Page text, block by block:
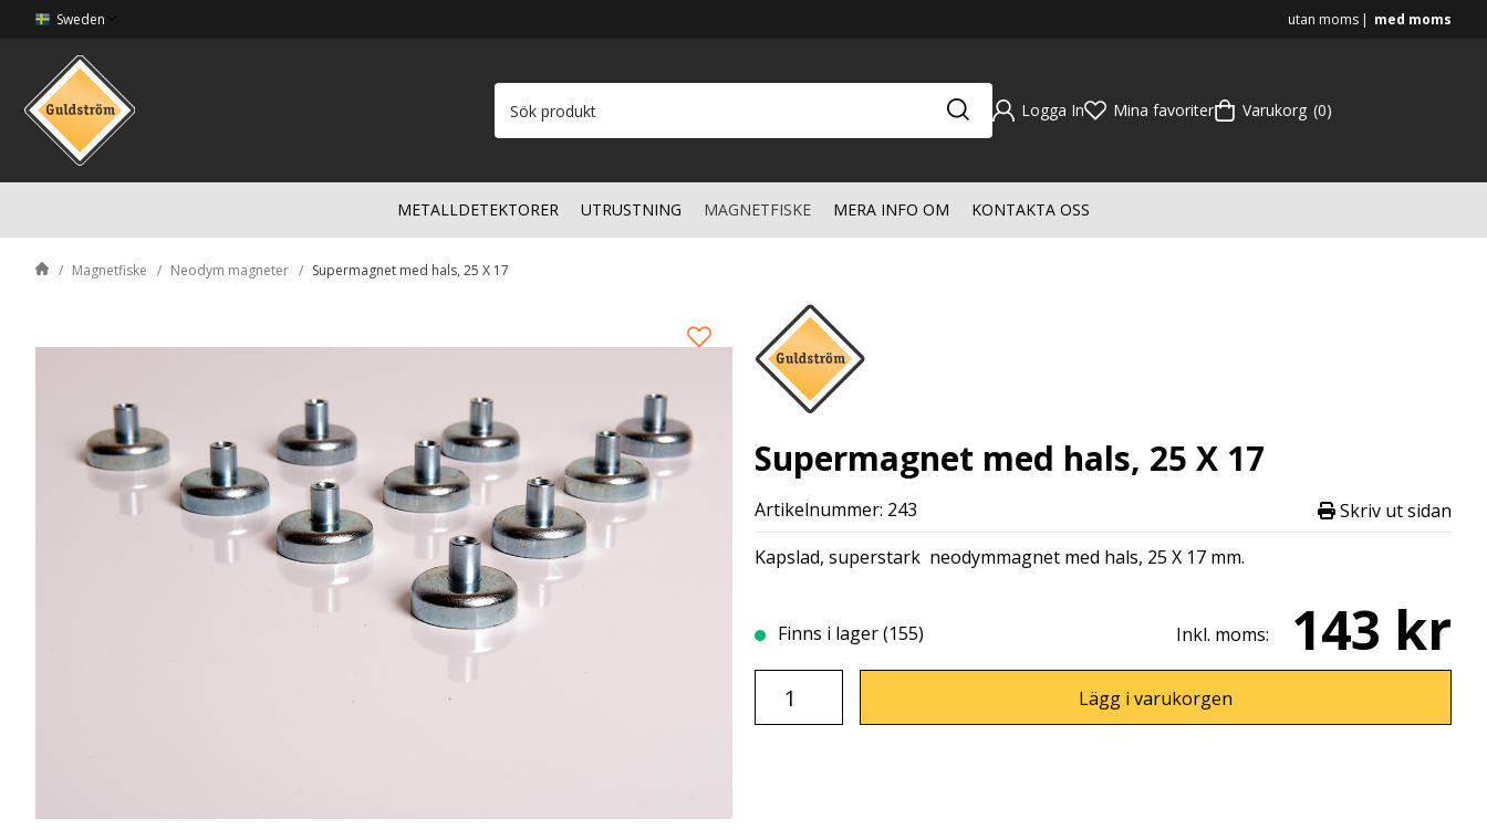
Sweden utan moms med moms
Logga In Mina favoriter Varukorg 0
METALLDETEKTORER UTRUSTNING MAGNETFISKE MERA INFO OM KONTAKTA OSS
Magnetfiske Neodym magneter Supermagnet med hals, 25 X 17
Supermagnet med hals, 25 X 17
Artikelnummer: 243
Skriv ut sidan
Kapslad, superstark neodymmagnet med hals, 25 X 17 mm.
Finns i lager (155) Inkl. moms: 143 kr
Lägg i varukorgen